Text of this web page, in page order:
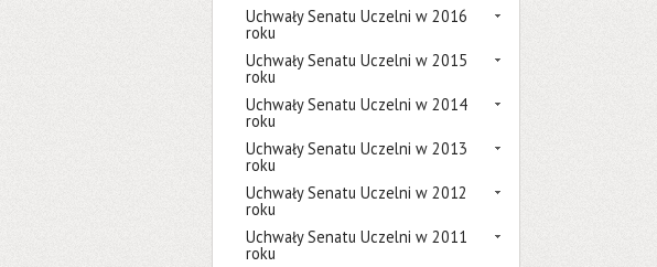
Uchwały Senatu Uczelni w 2016
roku
Uchwały Senatu Uczelni w 2015
roku
Uchwały Senatu Uczelni w 2014
roku
Uchwały Senatu Uczelni w 2013
roku
Uchwały Senatu Uczelni w 2012
roku
Uchwały Senatu Uczelni w 2011
roku